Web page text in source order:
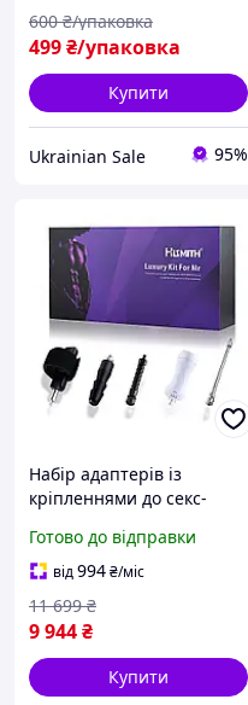
499₴/упаковка
600 ₴/упаковка
Купити
Ukrainian Sale 95%
Набір адаптерів із
кріпленнями до секс-
чорного кольору Hismith
KlicLok System Set for Him
5 предметів Nomax
Готово до відправки
від994₴/міс
9 944₴
11 699 ₴
Купити